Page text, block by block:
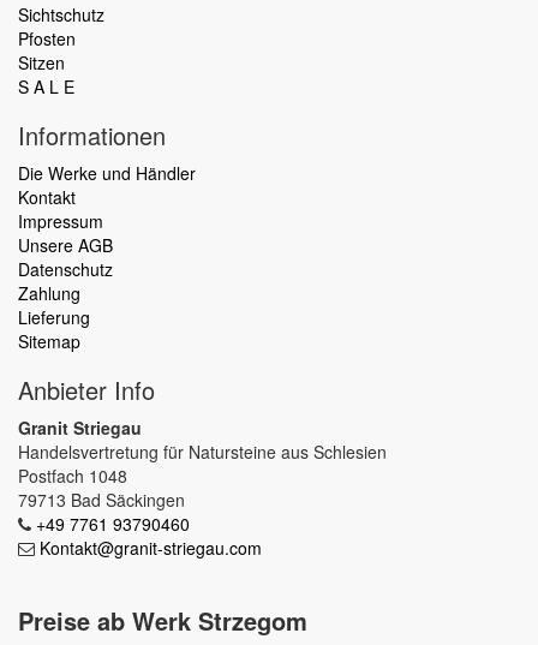
Sichtschutz
Pfosten
Sitzen
S A L E
Informationen
Die Werke und Händler
Kontakt
Impressum
Unsere AGB
Datenschutz
Zahlung
Lieferung
Sitemap
Anbieter Info
Granit Striegau
Handelsvertretung für Natursteine aus Schlesien
Postfach 1048
79713 Bad Säckingen
+49 7761 93790460
Kontakt@granit-striegau.com
Preise ab Werk Strzegom